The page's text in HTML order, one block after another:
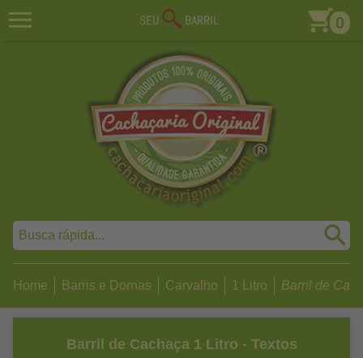
0
Home Barris e Dornas Carvalho 1 Litro Barril de
Barril de Cachaça 1 Litro - Textos